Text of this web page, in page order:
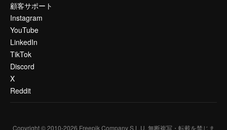
顧客サポート
Instagram
YouTube
LinkedIn
TikTok
Discord
X
Reddit
Copyright © 2010-2026 Freepik Company S.L.U. 無断複写・転載を禁じま